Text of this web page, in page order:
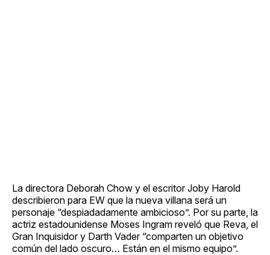
La directora Deborah Chow y el escritor Joby Harold
describieron para EW que la nueva villana será un
personaje “despiadadamente ambicioso”. Por su parte, la
actriz estadounidense Moses Ingram reveló que Reva, el
Gran Inquisidor y Darth Vader “comparten un objetivo
común del lado oscuro… Están en el mismo equipo”.